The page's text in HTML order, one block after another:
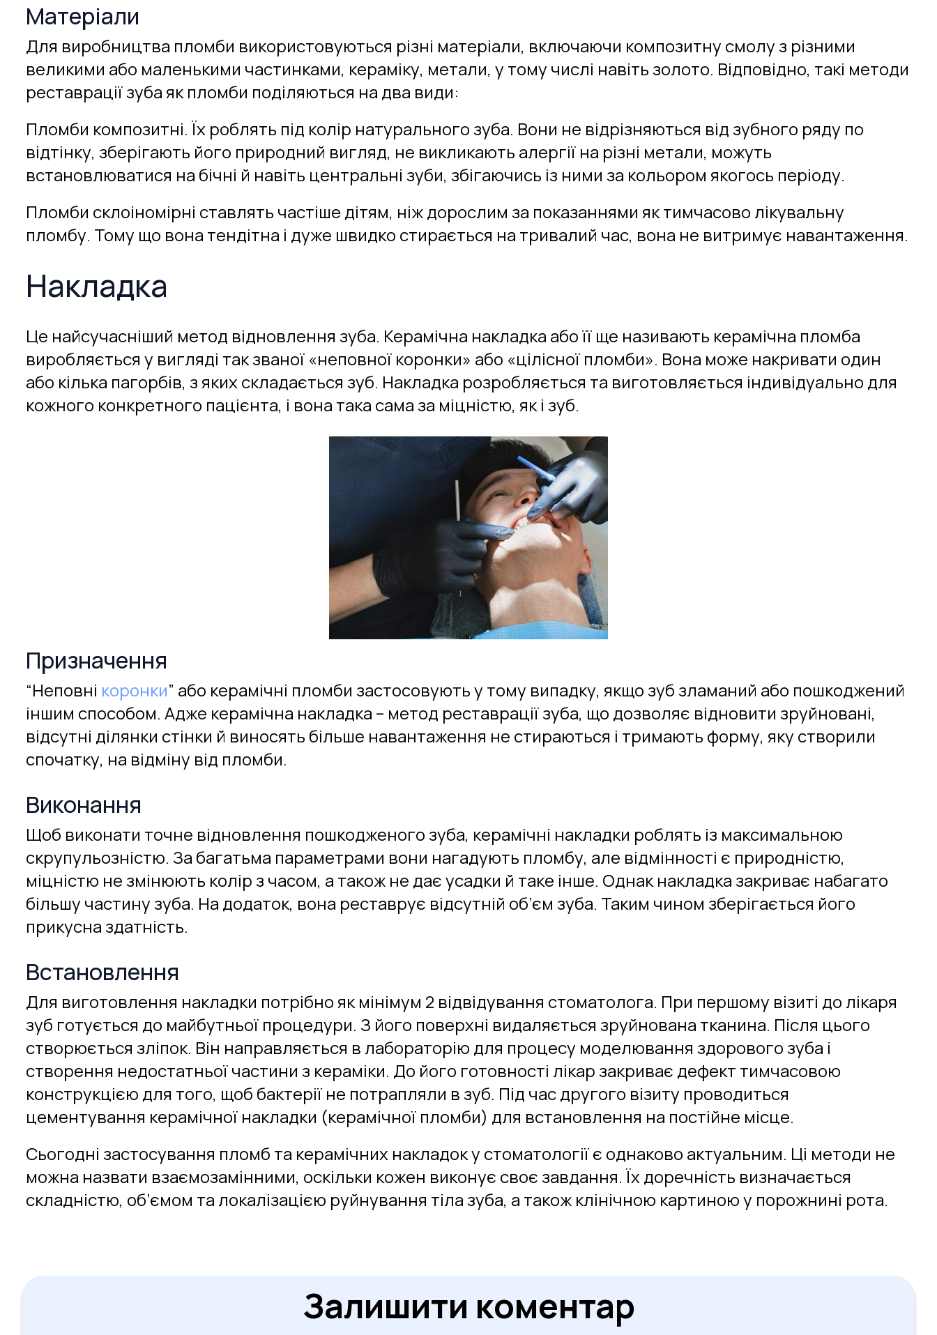
Матеріали
Для виробництва пломби використовуються різні матеріали, включаючи композитну смолу з різними
великими або маленькими частинками, кераміку, метали, у тому числі навіть золото. Відповідно, такі методи
реставрації зуба як пломби поділяються на два види:
Пломби композитні. Їх роблять під колір натурального зуба. Вони не відрізняються від зубного ряду по
відтінку, зберігають його природний вигляд, не викликають алергії на різні метали, можуть
встановлюватися на бічні й навіть центральні зуби, збігаючись із ними за кольором якогось періоду.
Пломби склоіномірні ставлять частіше дітям, ніж дорослим за показаннями як тимчасово лікувальну
пломбу. Тому що вона тендітна і дуже швидко стирається на тривалий час, вона не витримує навантаження.
Накладка
Це найсучасніший метод відновлення зуба. Керамічна накладка або її ще називають керамічна пломба
виробляється у вигляді так званої «неповної коронки» або «цілісної пломби». Вона може накривати один
або кілька пагорбів, з яких складається зуб. Накладка розробляється та виготовляється індивідуально для
кожного конкретного пацієнта, і вона така сама за міцністю, як і зуб.
Призначення
“Неповні коронки” або керамічні пломби застосовують у тому випадку, якщо зуб зламаний або пошкоджений
іншим способом. Адже керамічна накладка – метод реставрації зуба, що дозволяє відновити зруйновані,
відсутні ділянки стінки й виносять більше навантаження не стираються і тримають форму, яку створили
спочатку, на відміну від пломби.
Виконання
Щоб виконати точне відновлення пошкодженого зуба, керамічні накладки роблять із максимальною
скрупульозністю. За багатьма параметрами вони нагадують пломбу, але відмінності є природністю,
міцністю не змінюють колір з часом, а також не дає усадки й таке інше. Однак накладка закриває набагато
більшу частину зуба. На додаток, вона реставрує відсутній об’єм зуба. Таким чином зберігається його
прикусна здатність.
Встановлення
Для виготовлення накладки потрібно як мінімум 2 відвідування стоматолога. При першому візиті до лікаря
зуб готується до майбутньої процедури. З його поверхні видаляється зруйнована тканина. Після цього
створюється зліпок. Він направляється в лабораторію для процесу моделювання здорового зуба і
створення недостатньої частини з кераміки. До його готовності лікар закриває дефект тимчасовою
конструкцією для того, щоб бактерії не потрапляли в зуб. Під час другого візиту проводиться
цементування керамічної накладки (керамічної пломби) для встановлення на постійне місце.
Сьогодні застосування пломб та керамічних накладок у стоматології є однаково актуальним. Ці методи не
можна назвати взаємозамінними, оскільки кожен виконує своє завдання. Їх доречність визначається
складністю, об’ємом та локалізацією руйнування тіла зуба, а також клінічною картиною у порожнині рота.
Залишити коментар